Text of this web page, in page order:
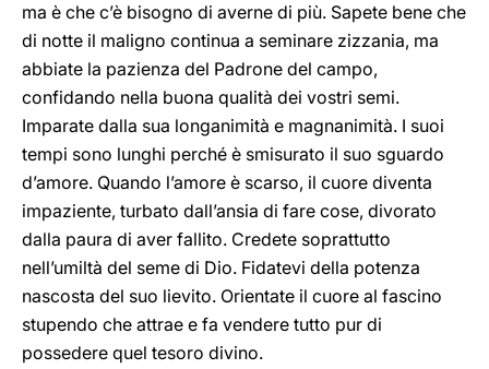
ma è che c’è bisogno di averne di più. Sapete bene che
di notte il maligno continua a seminare zizzania, ma
abbiate la pazienza del Padrone del campo,
confidando nella buona qualità dei vostri semi.
Imparate dalla sua longanimità e magnanimità. I suoi
tempi sono lunghi perché è smisurato il suo sguardo
d’amore. Quando l’amore è scarso, il cuore diventa
impaziente, turbato dall’ansia di fare cose, divorato
dalla paura di aver fallito. Credete soprattutto
nell’umiltà del seme di Dio. Fidatevi della potenza
nascosta del suo lievito. Orientate il cuore al fascino
stupendo che attrae e fa vendere tutto pur di
possedere quel tesoro divino.